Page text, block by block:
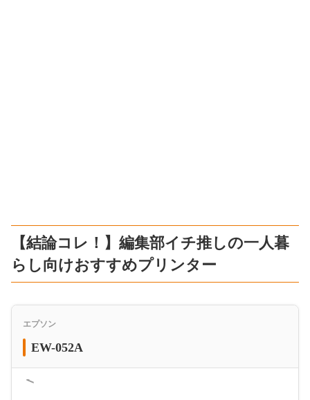
【結論コレ！】編集部イチ推しの一人暮
らし向けおすすめプリンター
エプソン
EW-052A
＜